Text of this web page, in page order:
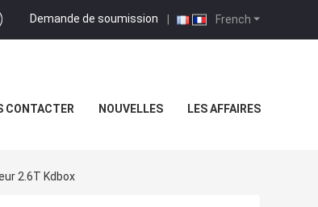
French
Demande de soumission |
CONTACTER NOUVELLES LES AFFAIRES
2.6T Kdbox